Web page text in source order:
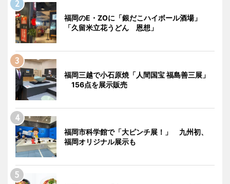
福岡のE・ZOに「銀だこハイボール酒場」
「久留米立花うどん 恩想」
福岡三越で小石原焼「人間国宝 福島善三展」
156点を展示販売
福岡市科学館で「大ピンチ展！」 九州初、
福岡オリジナル展示も